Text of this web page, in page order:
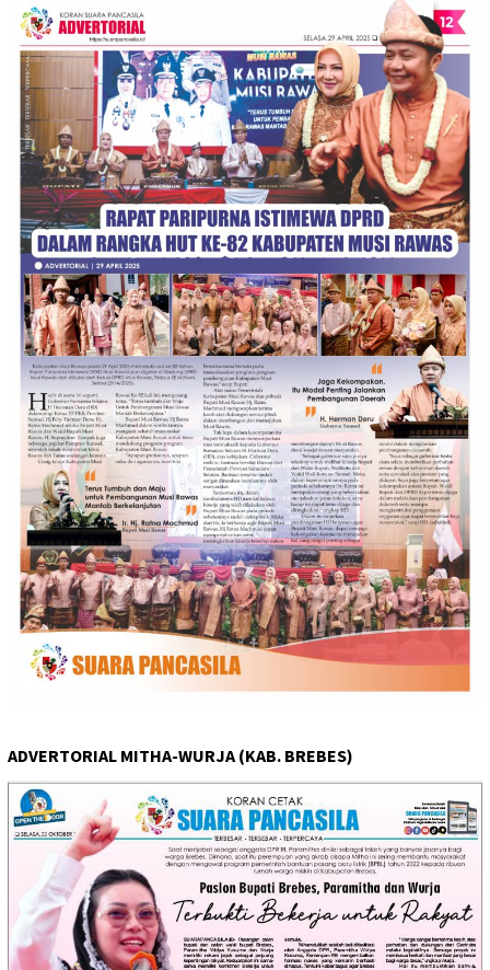
ADVERTORIAL MITHA-WURJA (KAB. BREBES)